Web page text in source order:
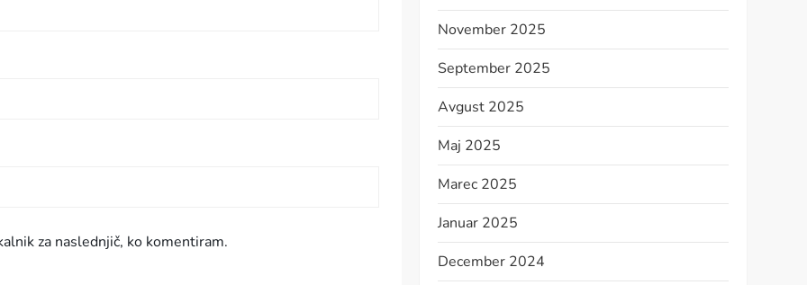
za naslednjič, ko komentiram.
November 2025
September 2025
Avgust 2025
Maj 2025
Marec 2025
Januar 2025
December 2024